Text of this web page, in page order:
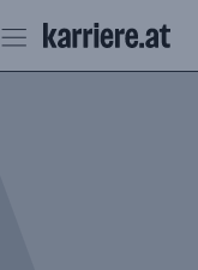
Seiteninhalt
springen